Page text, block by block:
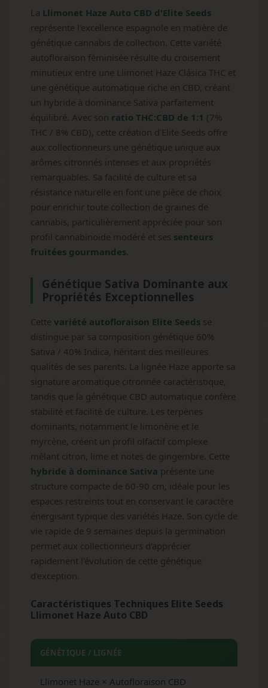
La Llimonet Haze Auto CBD d'Elite Seeds
représente l'excellence espagnole en matière de
génétique cannabis de collection. Cette variété
autofloraison féminisée résulte du croisement
minutieux entre une Llimonet Haze Clásica THC et
une génétique automatique riche en CBD, créant
un hybride à dominance Sativa parfaitement
équilibré. Avec son ratio THC:CBD de 1:1 (7%
THC / 8% CBD), cette création d'Elite Seeds offre
aux collectionneurs une génétique unique aux
arômes citronnés intenses et aux propriétés
remarquables. Sa facilité de culture et sa
résistance naturelle en font une pièce de choix
pour enrichir toute collection de graines de
cannabis, particulièrement appréciée pour son
profil cannabinoïde modéré et ses senteurs
fruitées gourmandes
Génétique Sativa Dominante aux
Propriétés Exceptionnelles
Cette variété autofloraison Elite Seeds se
distingue par sa composition génétique 60%
Sativa / 40% Indica, héritant des meilleures
qualités de ses parents. La lignée Haze apporte sa
signature aromatique citronnée caractéristique,
tandis que la génétique CBD automatique confère
stabilité et facilité de culture. Les terpènes
dominants, notamment le limonène et le
myrcène, créent un profil olfactif complexe
mêlant citron, lime et notes de gingembre. Cette
hybride à dominance Sativa présente une
structure compacte de 60-90 cm, idéale pour les
espaces restreints tout en conservant le caractère
énergisant typique des variétés Haze. Son cycle de
vie rapide de 9 semaines depuis la germination
permet aux collectionneurs d'apprécier
rapidement l'évolution de cette génétique
d'exception.
Caractéristiques Techniques Elite Seeds
Llimonet Haze Auto CBD
GÉNÉTIQUE / LIGNÉE
Llimonet Haze × Autofloraison CBD